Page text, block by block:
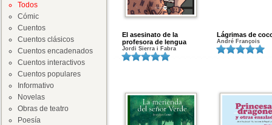
Todos
Cómic
Cuentos
Cuentos clásicos
Cuentos encadenados
Cuentos interactivos
Cuentos populares
Informativo
Novelas
Obras de teatro
Poesía
El asesinato de la
profesora de lengua
Jordi Sierra i Fabra
Lágrimas de
André François